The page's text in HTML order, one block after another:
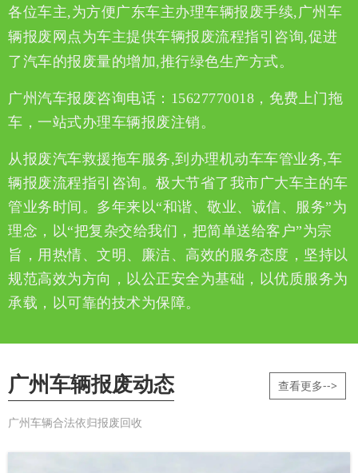
各位车主,为方便广东车主办理车辆报废手续,广州车
辆报废网点为车主提供车辆报废流程指引咨询,促进
了汽车的报废量的增加,推行绿色生产方式。
广州汽车报废咨询电话：15627770018，免费上门拖
车，一站式办理车辆报废注销。
从报废汽车救援拖车服务,到办理机动车车管业务,车
辆报废流程指引咨询。极大节省了我市广大车主的车
管业务时间。多年来以“和谐、敬业、诚信、服务”为
理念，以“把复杂交给我们，把简单送给客户”为宗
旨，用热情、文明、廉洁、高效的服务态度，坚持以
规范高效为方向，以公正安全为基础，以优质服务为
承载，以可靠的技术为保障。
广州车辆报废动态
广州车辆合法依归报废回收
查看更多-->